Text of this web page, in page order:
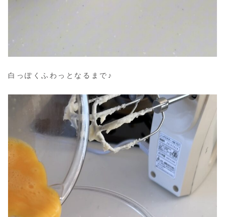
白っぽくふわっとなるまで♪